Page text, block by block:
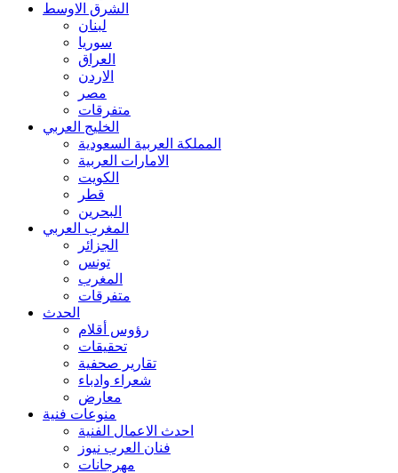
الشرق الاوسط
لبنان
سوريا
العراق
الاردن
مصر
متفرقات
الخليج العربي
المملكة العربية السعودية
الامارات العربية
الكويت
قطر
البحرين
المغرب العربي
الجزائر
تونس
المغرب
متفرقات
الحدث
رؤوس أقلام
تحقيقات
تقارير صحفية
شعراء وادباء
معارض
منوعات فنية
احدث الاعمال الفنية
فنان العرب نيوز
مهرجانات